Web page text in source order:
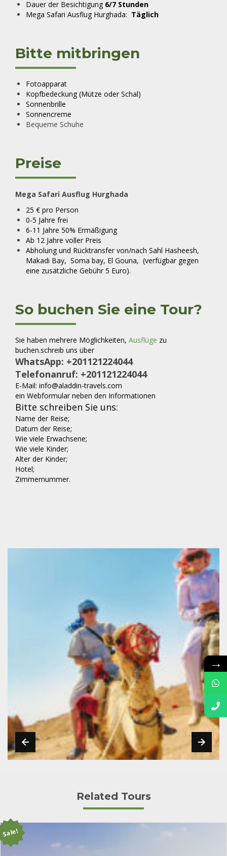
Dauer der Besichtigung 6/7 Stunden
Mega Safari Ausflug Hurghada: Täglich
Bitte mitbringen
Fotoapparat
Kopfbedeckung (Mütze oder Schal)
Sonnenbrille
Sonnencreme
Bequeme Schuhe
Preise
Mega Safari Ausflug Hurghada
25 € pro Person
0-5 Jahre frei
6-11 Jahre 50% Ermäßigung
Ab 12 Jahre voller Preis
Abholung und Rücktransfer von/nach Sahl Hasheesh,
Makadi Bay, Soma bay, El Gouna, (verfügbar gegen
eine zusätzliche Gebühr 5 Euro).
So buchen Sie eine Tour?
Sie haben mehrere Möglichkeiten, Ausflüge zu
buchen.schreib uns über
WhatsApp: +201121224044
Telefonanruf: +201121224044
E-Mail: info@aladdin-travels.com
ein Webformular neben den Informationen
Bitte schreiben Sie uns:
Name der Reise;
Datum der Reise;
Wie viele Erwachsene;
Wie viele Kinder;
Alter der Kinder;
Hotel;
Zimmernummer.
Related Tours
Sale!
→